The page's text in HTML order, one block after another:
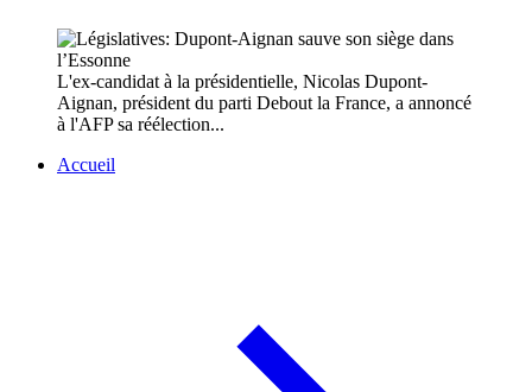
L'ex-candidat à la présidentielle, Nicolas Dupont-
Aignan, président du parti Debout la France, a annoncé
à l'AFP sa réélection...
Accueil